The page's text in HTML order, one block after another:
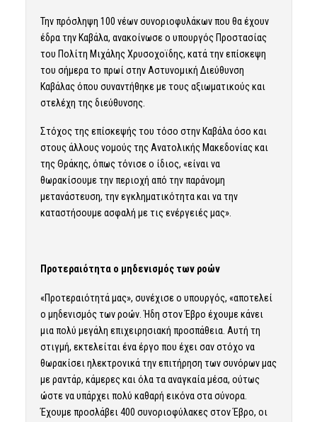
Την πρόσληψη 100 νέων συνοριοφυλάκων που θα έχουν
έδρα την Καβάλα, ανακοίνωσε ο υπουργός Προστασίας
του Πολίτη Μιχάλης Χρυσοχοϊδης, κατά την επίσκεψη
του σήμερα το πρωί στην Αστυνομική Διεύθυνση
Καβάλας όπου συναντήθηκε με τους αξιωματικούς και
στελέχη της διεύθυνσης.
Στόχος της επίσκεψής του τόσο στην Καβάλα όσο και
στους άλλους νομούς της Ανατολικής Μακεδονίας και
της Θράκης, όπως τόνισε ο ίδιος, «είναι να
θωρακίσουμε την περιοχή από την παράνομη
μετανάστευση, την εγκληματικότητα και να την
καταστήσουμε ασφαλή με τις ενέργειές μας».
Προτεραιότητα ο μηδενισμός των ροών
«Προτεραιότητά μας», συνέχισε ο υπουργός, «αποτελεί
ο μηδενισμός των ροών. Ήδη στον Έβρο έχουμε κάνει
μια πολύ μεγάλη επιχειρησιακή προσπάθεια. Αυτή τη
στιγμή, εκτελείται ένα έργο που έχει σαν στόχο να
θωρακίσει ηλεκτρονικά την επιτήρηση των συνόρων μας
με ραντάρ, κάμερες και όλα τα αναγκαία μέσα, ούτως
ώστε να υπάρχει πολύ καθαρή εικόνα στα σύνορα.
Έχουμε προσλάβει 400 συνοριοφύλακες στον Έβρο, οι